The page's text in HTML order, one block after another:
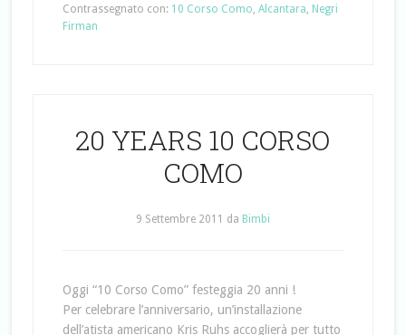
Contrassegnato con: 10 Corso Como, Alcantara, Negri
Firman
20 YEARS 10 CORSO
COMO
9 Settembre 2011 da Bimbi
Oggi “10 Corso Como” festeggia 20 anni !
Per celebrare l’anniversario, un’installazione
dell’atista americano Kris Ruhs accoglierà per tutto